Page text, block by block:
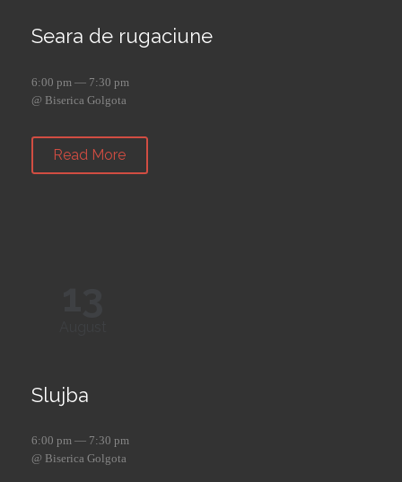
Seara de rugaciune
6:00 pm — 7:30 pm
@ Biserica Golgota
Read More
Slujba
6:00 pm — 7:30 pm
@ Biserica Golgota